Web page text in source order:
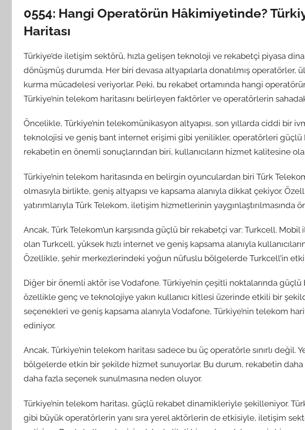
0554: Hangi Operatörün Hâkimiyetinde?
Haritası
Türkiye’de iletişim sektörü, hızla gelişen teknoloji ve rekabetçi piyasa
dönüşmüş durumda. Her biri devasa altyapılarla donatılmış operatörler,
kurma mücadelesi veriyorlar. Peki, bu rekabet ortamında hangi
Türkiye’nin telekom haritasını belirleyen faktörler ve operatörlerin
Öncelikle, Türkiye’nin telekomünikasyon altyapısı, son yıllarda ciddi bir
teknolojisi ve geniş bant internet erişimi gibi yenilikler, operatörleri güçlü
rekabetin en önemli sonuçlarından biri, kullanıcıların hizmet kalitesine
Türkiye’nin telekom haritasında en belirgin oyunculardan biri Türk
olmasıyla birlikte, geniş altyapısı ve kapsama alanıyla dikkat çekiyor.
yatırımlarıyla Türk Telekom, iletişim hizmetlerinin yaygınlaştırılmasında
Ancak, Türk Telekom’un karşısında güçlü bir rekabetçi var: Turkcell.
olan Turkcell, yüksek hızlı internet ve geniş kapsama alanıyla
Özellikle, şehir merkezlerindeki yoğun nüfuslu bölgelerde Turkcell’in
Diğer bir önemli aktör ise Vodafone. Türkiye’nin çeşitli noktalarında güçlü
özellikle genç ve teknolojiye yakın kullanıcı kitlesi üzerinde etkili bir
seçenekleri ve geniş kapsama alanıyla Vodafone, Türkiye’nin telekom
ediniyor.
Ancak, Türkiye’nin telekom haritası sadece bu üç operatörle sınırlı değil.
bölgelerde etkin bir şekilde hizmet sunuyorlar. Bu durum, rekabetin daha
daha fazla seçenek sunulmasına neden oluyor.
Türkiye’nin telekom haritası, güçlü rekabet dinamikleriyle şekilleniyor.
gibi büyük operatörlerin yanı sıra yerel aktörlerin de etkisiyle, iletişim